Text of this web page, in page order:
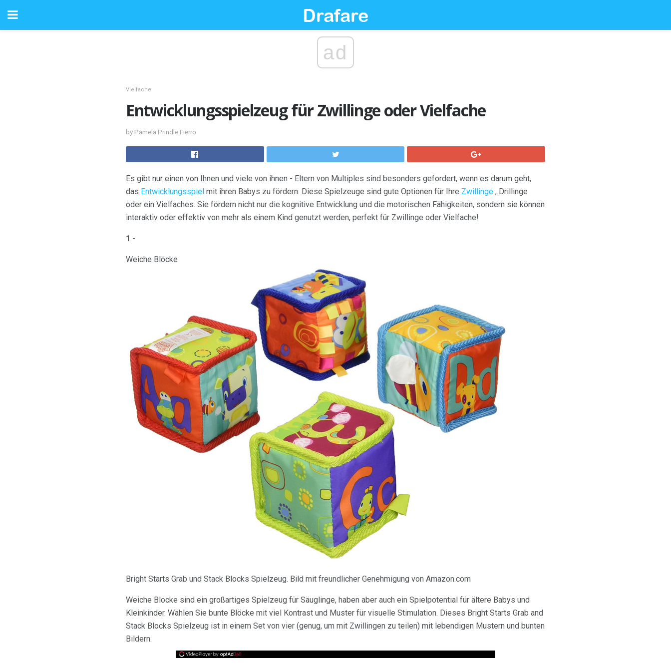
ad
Vielfache
Entwicklungsspielzeug für Zwillinge oder Vielfache
by Pamela Prindle Fierro
Es gibt nur einen von Ihnen und viele von ihnen - Eltern von Multiples sind besonders gefordert, wenn es darum geht,
das Entwicklungsspiel mit ihren Babys zu fördern. Diese Spielzeuge sind gute Optionen für Ihre Zwillinge , Drillinge
oder ein Vielfaches. Sie fördern nicht nur die kognitive Entwicklung und die motorischen Fähigkeiten, sondern sie können
interaktiv oder effektiv von mehr als einem Kind genutzt werden, perfekt für Zwillinge oder Vielfache!
1 -
Weiche Blöcke
Bright Starts Grab und Stack Blocks Spielzeug. Bild mit freundlicher Genehmigung von Amazon.com
Weiche Blöcke sind ein großartiges Spielzeug für Säuglinge, haben aber auch ein Spielpotential für ältere Babys und
Kleinkinder. Wählen Sie bunte Blöcke mit viel Kontrast und Muster für visuelle Stimulation. Dieses Bright Starts Grab and
Stack Blocks Spielzeug ist in einem Set von vier (genug, um mit Zwillingen zu teilen) mit lebendigen Mustern und bunten
Bildern.